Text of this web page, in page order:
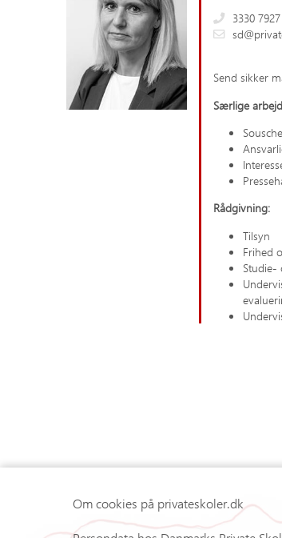
3330 7927
Send sikker
Særlige
Rådgivning:
Tilsyn
Frihed
Studie-
Om cookies på privateskoler.dk